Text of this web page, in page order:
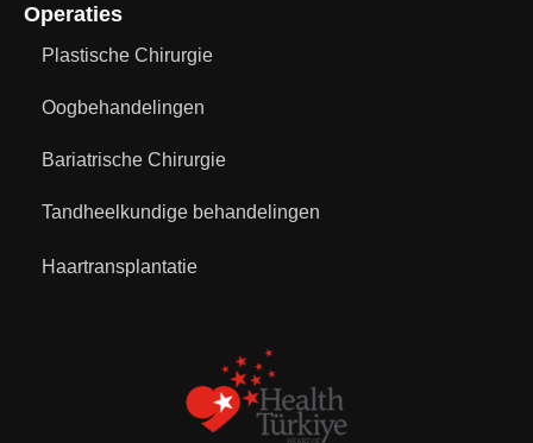
Operaties
Plastische Chirurgie
Oogbehandelingen
Bariatrische Chirurgie
Tandheelkundige behandelingen
Haartransplantatie